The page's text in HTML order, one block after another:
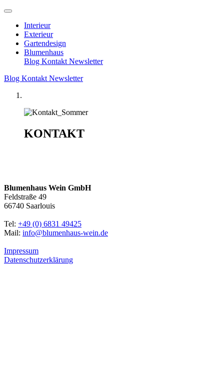
Interieur
Exterieur
Gartendesign
Blumenhaus
Blog Kontakt Newsletter
Blog Kontakt Newsletter
KONTAKT
Blumenhaus Wein GmbH
Feldstraße 49
66740 Saarlouis
Tel: +49 (0) 6831 49425
Mail: info@blumenhaus-wein.de
Impressum
Datenschutzerklärung